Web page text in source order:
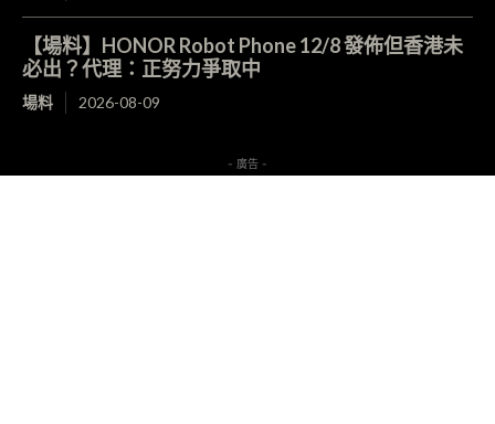
【場料】HONOR Robot Phone 12/8 發佈但香港未
必出？代理：正努力爭取中
場料 2026-08-09
- 廣告 -